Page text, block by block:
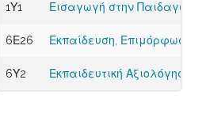
1Υ1 Εισαγωγή στην
6Ε26 Εκπαίδευση, Επιμόρφωση
6Υ2 Εκπαιδευτική Αξιολόγηση